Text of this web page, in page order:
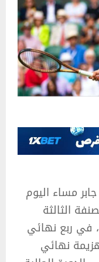
مساء اليوم
على المصنفة الثالثة
في ربع نهائي
نهائي